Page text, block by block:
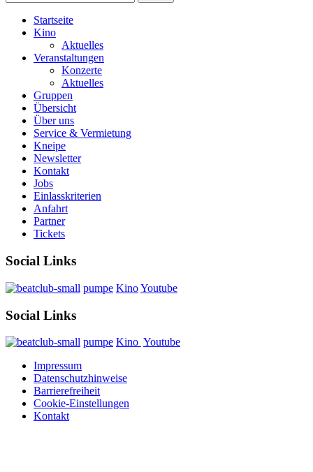
Startseite
Kino
Aktuelles
Veranstaltungen
Konzerte
Aktuelles
Gruppen
Übersicht
Über uns
Service & Vermietung
Kneipe
Newsletter
Kontakt
Jobs
Einlasskriterien
Anfahrt
Partner
Tickets
Social Links
pumpe KinoYoutube
Social Links
pumpe Kino Youtube
Impressum
Datenschutzhinweise
Barrierefreiheit
Cookie-Einstellungen
Kontakt